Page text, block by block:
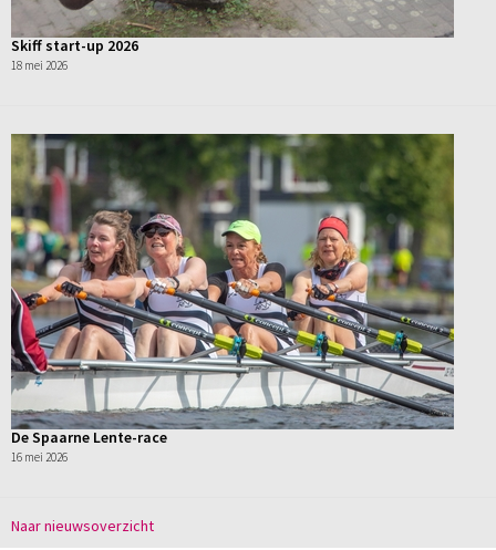
Skiff start-up 2026
18 mei 2026
De Spaarne Lente-race
16 mei 2026
Naar nieuwsoverzicht